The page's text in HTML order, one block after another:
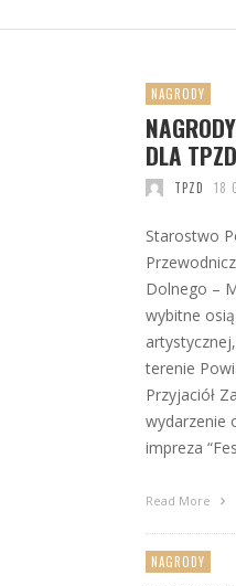
NAGRODY
DLA TPZD
TPZD 18
Starostwo
Dolnego –
wybitne
terenie
Przyjaciół
wydarzenie
impreza
Read More
NAGRODY